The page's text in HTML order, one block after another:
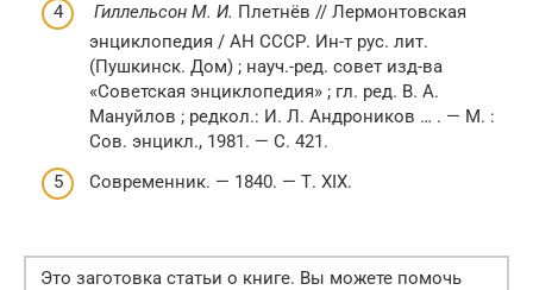
Гиллельсон М. И. Плетнёв // Лермонтовская
энциклопедия / АН СССР. Ин-т рус. лит.
(Пушкинск. Дом) ; науч.-ред. совет изд-ва
«Советская энциклопедия» ; гл. ред. В. А.
Мануйлов ; редкол.: И. Л. Андроников … . — М. :
Сов. энцикл., 1981. — С. 421.
Современник. — 1840. — Т. XIX.
Это заготовка статьи о книге. Вы можете помочь